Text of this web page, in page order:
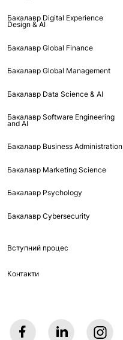
Бакалавр Digital Experience
Design & AI
Бакалавр Global Finance
Бакалавр Global Management
Бакалавр Data Science & AI
Бакалавр Software Engineering
and AI
Бакалавр Business Administration
Бакалавр Marketing Science
Бакалавр Psychology
Бакалавр Cybersecurity
Вступний процес
Контакти